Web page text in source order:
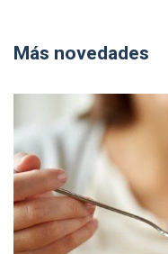
Más novedades